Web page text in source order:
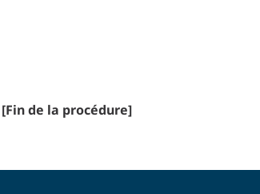
[Fin de la procédure]